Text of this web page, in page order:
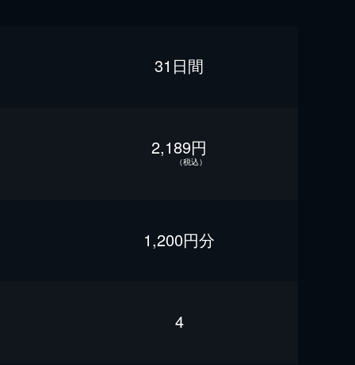
31日間
2,189円
（税込）
1,200円分
4